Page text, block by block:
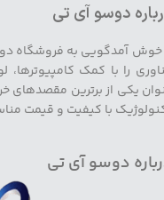
دوسو آی تی
خوش آمدگویی به فروشگاه
را با کمک کامپیوترها،
یکی از برترین مقصدهای
با کیفیت و قیمت
دوسو آی تی